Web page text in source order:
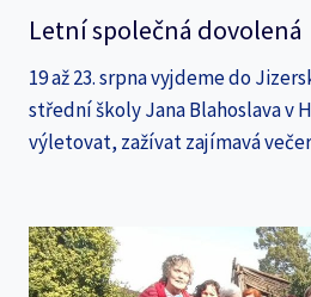
Letní společná dovolená
19 až 23. srpna vyjdeme do
střední školy Jana Blahoslava v
výletovat, zažívat zajímavá